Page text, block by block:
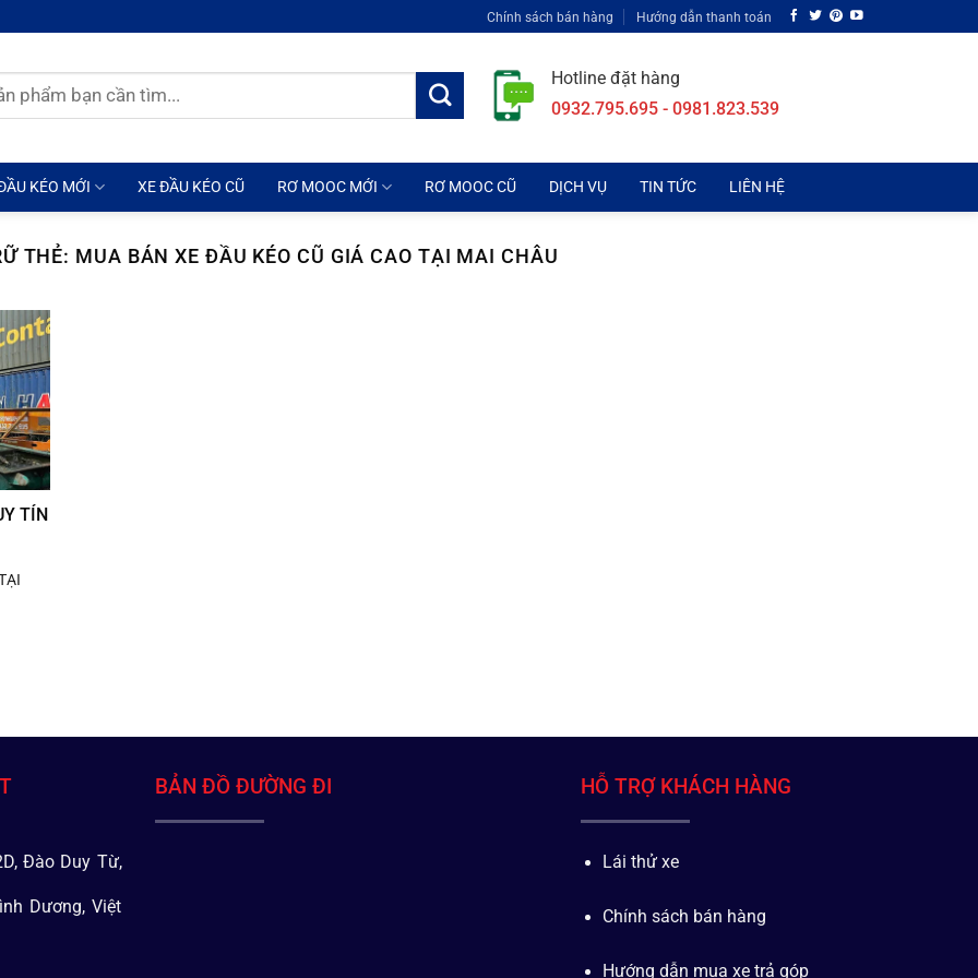
Chính sách bán hàng Hướng dẫn thanh toán
Hotline đặt hàng
0932.795.695 - 0981.823.539
KÉO MỚI XE ĐẦU KÉO CŨ RƠ MOOC MỚI RƠ MOOC CŨ DỊCH VỤ TIN TỨC LIÊN HỆ
THẺ: MUA BÁN XE ĐẦU KÉO CŨ GIÁ CAO TẠI MAI CHÂU
TÍN
Đào Duy Từ,
Dương, Việt
BẢN ĐỒ ĐƯỜNG ĐI HỖ TRỢ KHÁCH HÀNG
Lái thử xe
Chính sách bán hàng
Hướng dẫn mua xe trả góp